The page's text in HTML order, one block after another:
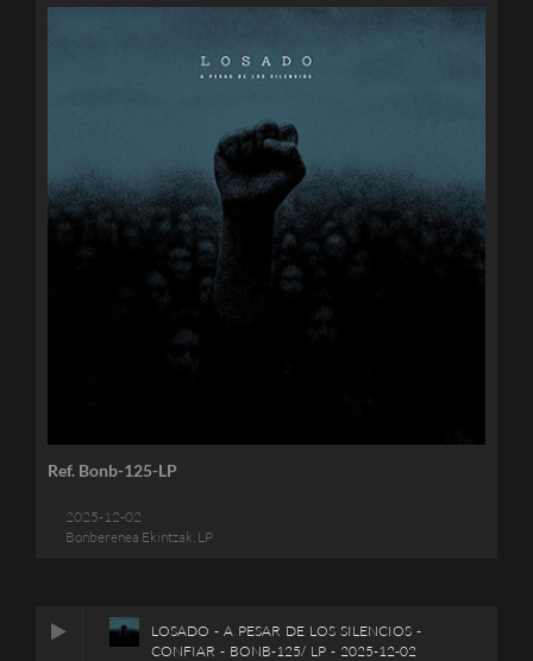
Ref. Bonb-125-LP
2025-12-02
Bonberenea Ekintzak, LP
LOSADO - A PESAR DE LOS SILENCIOS -
CONFIAR - BONB-125/ LP - 2025-12-02